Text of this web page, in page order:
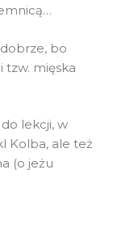
bo
mięska
lekcji, w
Kolba, ale też
(o jeżu